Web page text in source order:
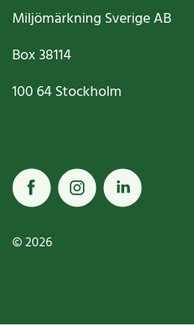
Miljömärkning Sverige AB
Box38114
100 64Stockholm
© 2026